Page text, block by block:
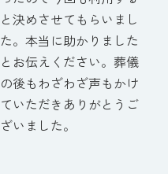
と決めさせてもらいまし
た。本当に助かりました
とお伝えください。葬儀
の後もわざわざ声もかけ
ていただきありがとうご
ざいました。